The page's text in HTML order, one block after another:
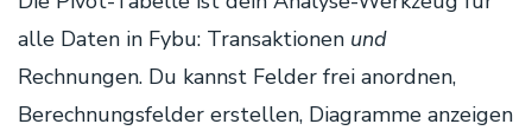
alle Daten in Fybu: Transaktionen und
Rechnungen. Du kannst Felder frei anordnen,
Berechnungsfelder erstellen, Diagramme anzeigen